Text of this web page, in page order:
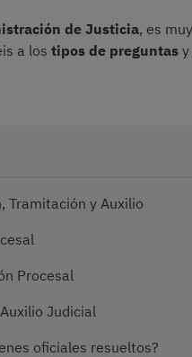
de Justicia, es
a los tipos de preguntas
Tramitación y Auxilio
Procesal
Judicial
oficiales resueltos?